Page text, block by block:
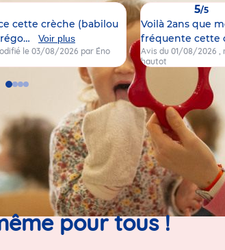
cette crèche (babilou
Voir plus
le 03/08/2026 par Éno
5/5
Voilà 2ans que
fréquente cette
Avis du 01/08/2026
hautot
Go
1
Go
2
Go
3
Go
4
pour tous !